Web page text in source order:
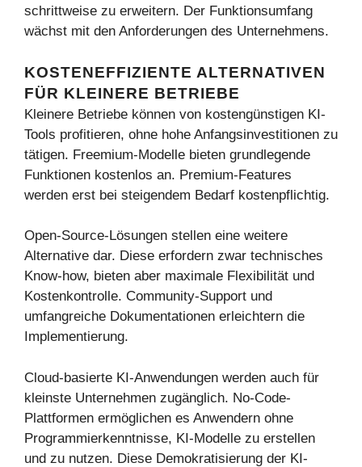
schrittweise zu erweitern. Der Funktionsumfang
wächst mit den Anforderungen des Unternehmens.
KOSTENEFFIZIENTE ALTERNATIVEN
FÜR KLEINERE BETRIEBE
Kleinere Betriebe können von kostengünstigen KI-
Tools profitieren, ohne hohe Anfangsinvestitionen zu
tätigen. Freemium-Modelle bieten grundlegende
Funktionen kostenlos an. Premium-Features
werden erst bei steigendem Bedarf kostenpflichtig.
Open-Source-Lösungen stellen eine weitere
Alternative dar. Diese erfordern zwar technisches
Know-how, bieten aber maximale Flexibilität und
Kostenkontrolle. Community-Support und
umfangreiche Dokumentationen erleichtern die
Implementierung.
Cloud-basierte KI-Anwendungen werden auch für
kleinste Unternehmen zugänglich. No-Code-
Plattformen ermöglichen es Anwendern ohne
Programmierkenntnisse, KI-Modelle zu erstellen
und zu nutzen. Diese Demokratisierung der KI-